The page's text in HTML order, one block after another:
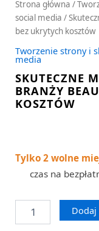
Strona główna /
social media /
bez ukrytych kosztów
Tworzenie strony i
media
SKUTECZNE
BRANŻY
KOSZTÓW
Tylko 2 wolne
czas na
Dodaj